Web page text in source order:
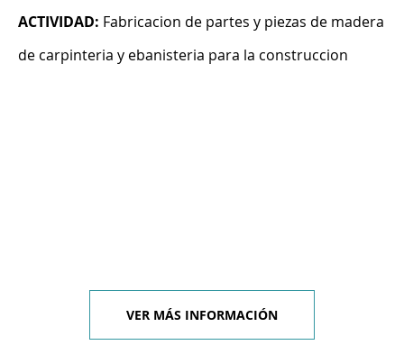
ACTIVIDAD: Fabricacion de partes y piezas de madera
de carpinteria y ebanisteria para la construccion
VER MÁS INFORMACIÓN